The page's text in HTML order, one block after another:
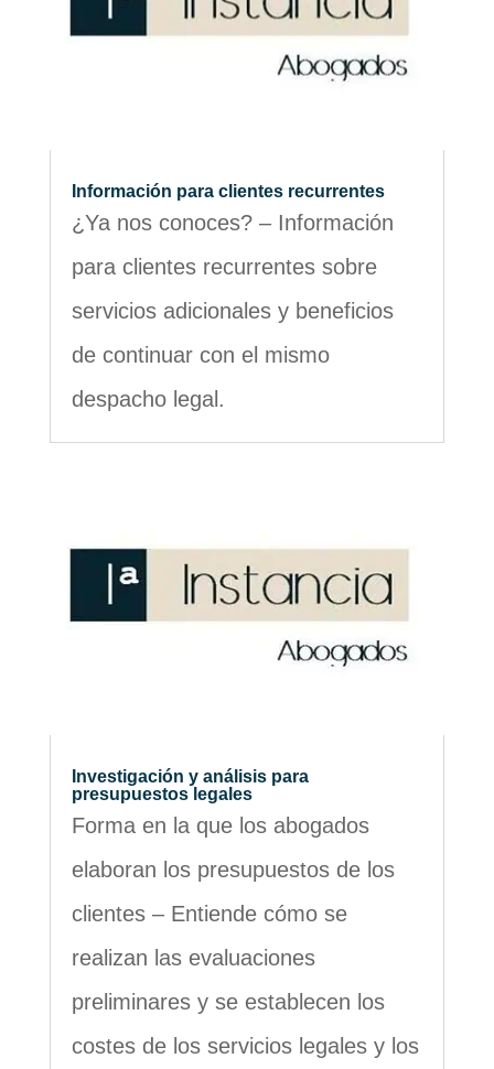
Información para clientes recurrentes
¿Ya nos conoces? – Información
para clientes recurrentes sobre
servicios adicionales y beneficios
de continuar con el mismo
despacho legal.
Investigación y análisis para
presupuestos legales
Forma en la que los abogados
elaboran los presupuestos de los
clientes – Entiende cómo se
realizan las evaluaciones
preliminares y se establecen los
costes de los servicios legales y los